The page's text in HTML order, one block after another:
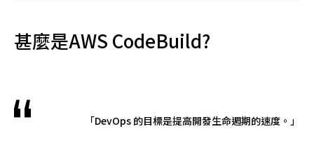
甚麼是AWS CodeBuild?
「DevOps 的目標是提高開發生命週期的速度。」